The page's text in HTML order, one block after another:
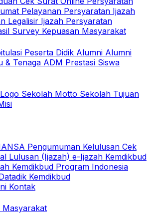
Pelayanan Persyaratan Ijazah
Legalisir Ijazah Persyaratan
Survey Kepuasan Masyarakat
Peserta Didik Alumni Alumni
& Tenaga ADM Prestasi Siswa
Logo Sekolah Motto Sekolah Tujuan
Pengumuman Kelulusan Cek
Lulusan (Ijazah) e-Ijazah Kemdikbud
Kemdikbud Program Indonesia
Kemdikbud
Kontak
Masyarakat